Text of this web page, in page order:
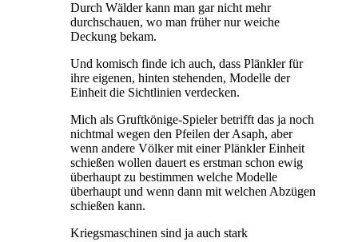
Durch Wälder kann man gar nicht mehr
durchschauen, wo man früher nur weiche
Deckung bekam.
Und komisch finde ich auch, dass Plänkler für
ihre eigenen, hinten stehenden, Modelle der
Einheit die Sichtlinien verdecken.
Mich als Gruftkönige-Spieler betrifft das ja noch
nichtmal wegen den Pfeilen der Asaph, aber
wenn andere Völker mit einer Plänkler Einheit
schießen wollen dauert es erstman schon ewig
überhaupt zu bestimmen welche Modelle
überhaupt und wenn dann mit welchen Abzügen
schießen kann.
Kriegsmaschinen sind ja auch stark